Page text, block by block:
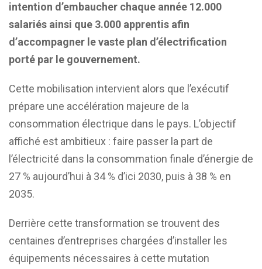
intention d’embaucher chaque année 12.000
salariés ainsi que 3.000 apprentis afin
d’accompagner le vaste plan d’électrification
porté par le gouvernement.
Cette mobilisation intervient alors que l’exécutif
prépare une accélération majeure de la
consommation électrique dans le pays. L’objectif
affiché est ambitieux : faire passer la part de
l’électricité dans la consommation finale d’énergie de
27 % aujourd’hui à 34 % d’ici 2030, puis à 38 % en
2035.
Derrière cette transformation se trouvent des
centaines d’entreprises chargées d’installer les
équipements nécessaires à cette mutation